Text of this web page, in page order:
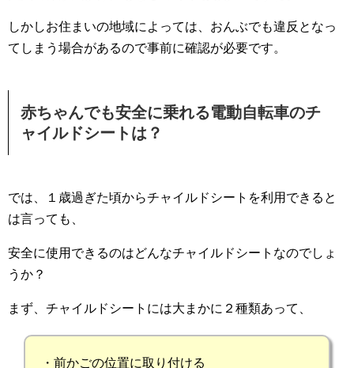
しかしお住まいの地域によっては、おんぶでも違反となっ
てしまう場合があるので事前に確認が必要です。
赤ちゃんでも安全に乗れる電動自転車のチ
ャイルドシートは？
では、１歳過ぎた頃からチャイルドシートを利用できると
は言っても、
安全に使用できるのはどんなチャイルドシートなのでしょ
うか？
まず、チャイルドシートには大まかに２種類あって、
・前かごの位置に取り付ける